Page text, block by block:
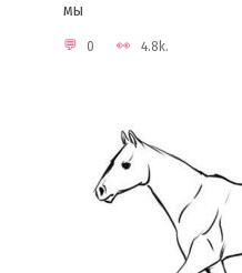
мы
0 4.8k.